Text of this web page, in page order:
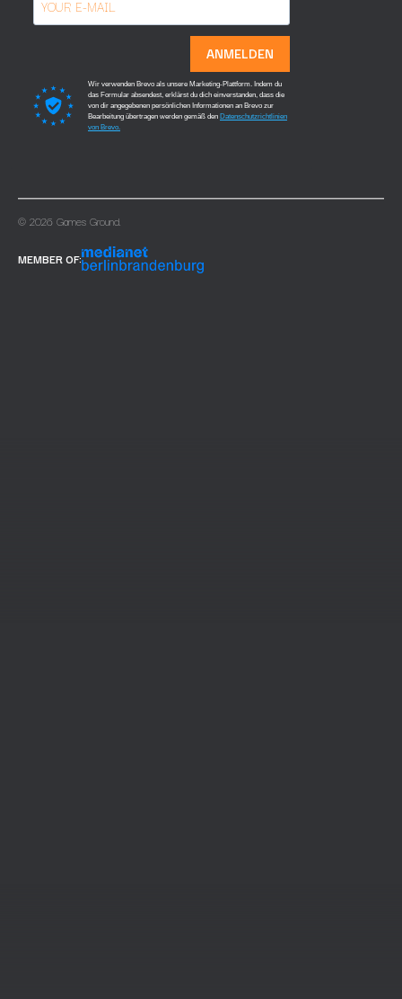
ANMELDEN
Wir verwenden Brevo als unsere Marketing-Plattform. Indem du
das Formular absendest, erklärst du dich einverstanden, dass die
von dir angegebenen persönlichen Informationen an Brevo zur
Bearbeitung übertragen werden gemäß den Datenschutzrichtlinien
von Brevo.
© 2026 Games Ground.
MEMBER OF: